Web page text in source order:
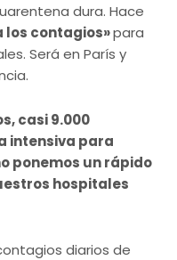
dura. Hace
los contagios»para
Será en París y
casi 9.000
intensiva para
ponemos un rápido
hospitales
diarios de